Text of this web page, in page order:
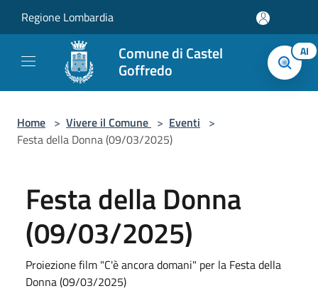
Regione Lombardia
Comune di Castel
Goffredo
AI
Home > Vivere il Comune > Eventi >
Festa della Donna (09/03/2025)
Festa della Donna
(09/03/2025)
Proiezione film "C'è ancora domani" per la Festa della
Donna (09/03/2025)